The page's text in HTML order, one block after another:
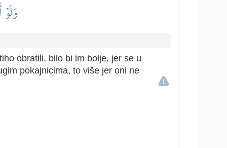
obratili, bilo bi im bolje, jer se u
pokajnicima, to više jer oni ne